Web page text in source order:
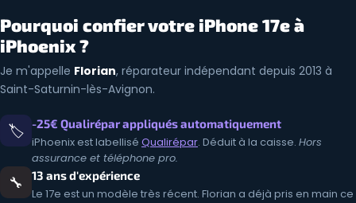
Pourquoi confier votre iPhone 17e à
iPhoenix ?
Je m'appelle Florian, réparateur indépendant depuis 2013 à
Saint-Saturnin-lès-Avignon.
🏷️ -25€ Qualirépar appliqués automatiquement
iPhoenix est labellisé Qualirépar. Déduit à la caisse. Hors
assurance et téléphone pro.
🔧 13 ans d'expérience
Le 17e est un modèle très récent. Florian a déjà pris en main ce